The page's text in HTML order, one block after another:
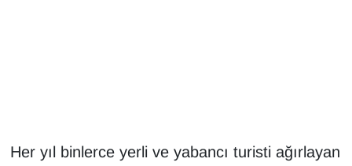
Her yıl binlerce yerli ve yabancı turisti ağırlayan
İngilizce